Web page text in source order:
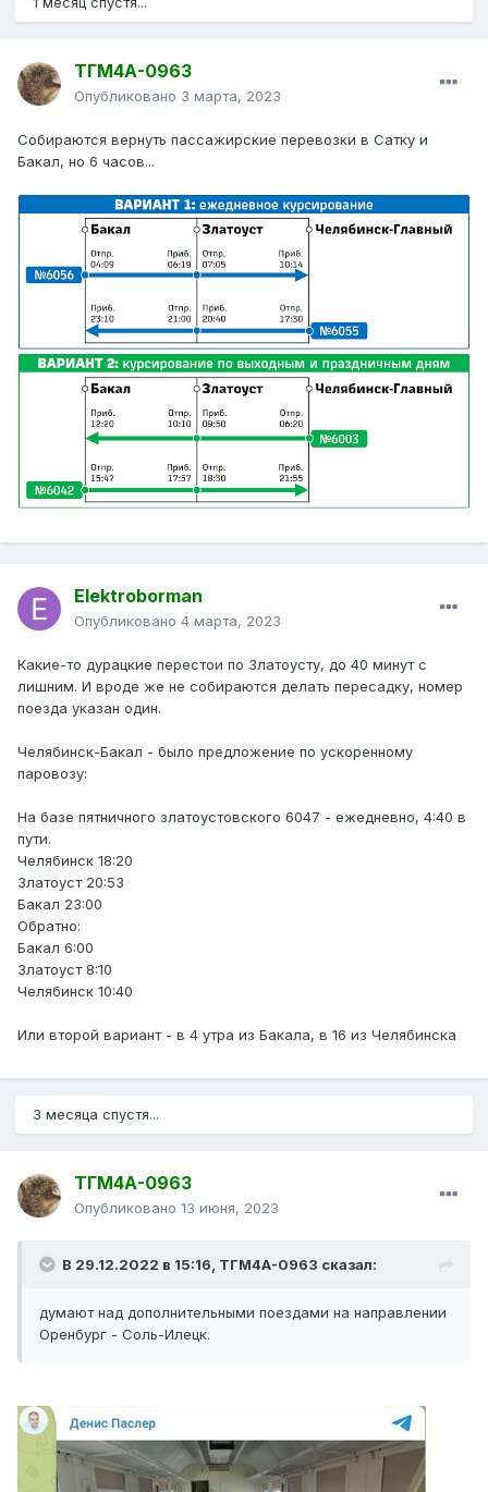
ТГМ4А-0963
Опубликовано 3 марта, 2023
Собираются вернуть пассажирские перевозки в Сатку и
Бакал, но 6 часов...
Elektroborman
Опубликовано 4 марта, 2023
Какие-то дурацкие перестои по Златоусту, до 40 минут с
лишним. И вроде же не собираются делать пересадку, номер
поезда указан один.
Челябинск-Бакал - было предложение по ускоренному
паровозу:
На базе пятничного златоустовского 6047 - ежедневно, 4:40 в
пути.
Челябинск 18:20
Златоуст 20:53
Бакал 23:00
Обратно:
Бакал 6:00
Златоуст 8:10
Челябинск 10:40
Или второй вариант - в 4 утра из Бакала, в 16 из Челябинска
3 месяца спустя...
ТГМ4А-0963
Опубликовано 13 июня, 2023
В 29.12.2022 в 15:16, ТГМ4А-0963 сказал:
думают над дополнительными поездами на направлении
Оренбург - Соль-Илецк.